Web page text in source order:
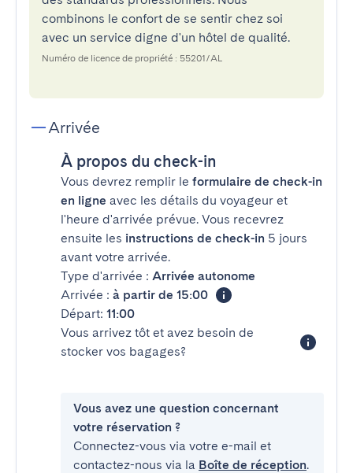
combinons le confort de se sentir chez soi
avec un service digne d'un hôtel de qualité.
Numéro de licence de propriété : 55201/AL
Arrivée
À propos du check-in
Vous devrez remplir le formulaire de check-in
en ligne avec les détails du voyageur et
l'heure d'arrivée prévue. Vous recevrez
ensuite les instructions de check-in 5 jours
avant votre arrivée.
Type d'arrivée : Arrivée autonome
Arrivée : à partir de 15:00
Départ: 11:00
Vous arrivez tôt et avez besoin de
stocker vos bagages?
Vous avez une question concernant
votre réservation ?
Connectez-vous via votre e-mail et
contactez-nous via la Boîte de réception.